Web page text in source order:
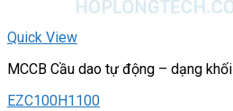
Quick View
MCCB Cầu dao tự động – dạng khối
EZC100H1100